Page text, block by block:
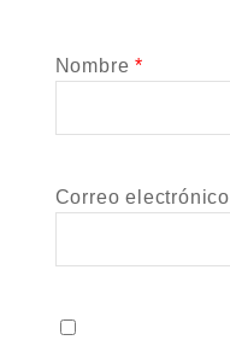
Nombre*
Correo electrónico